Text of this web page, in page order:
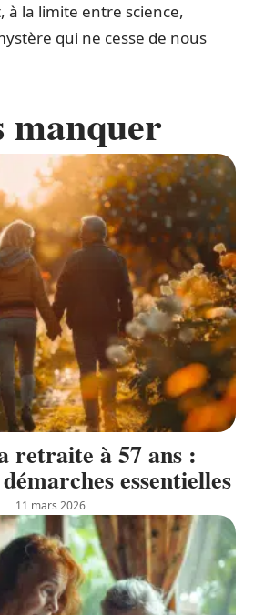
à la limite entre science,
qui ne cesse de nous
manquer
retraite à 57 ans :
essentielles
11 mars 2026